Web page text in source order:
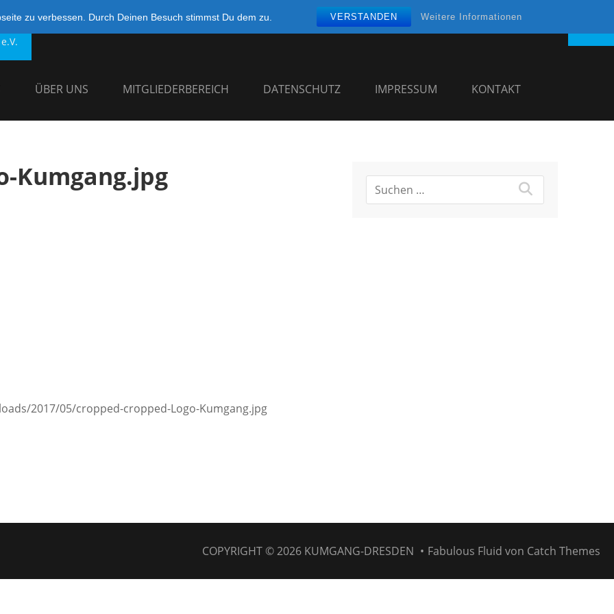
zu verbessen. Durch Deinen Besuch stimmst Du dem zu. VERSTANDEN Weitere Informationen
ÜBER UNS MITGLIEDERBEREICH DATENSCHUTZ IMPRESSUM KONTAKT
Kumgang.jpg
2017/05/cropped-cropped-Logo-Kumgang.jpg
COPYRIGHT © 2026 KUMGANG-DRESDEN • Fabulous Fluid von Catch Themes